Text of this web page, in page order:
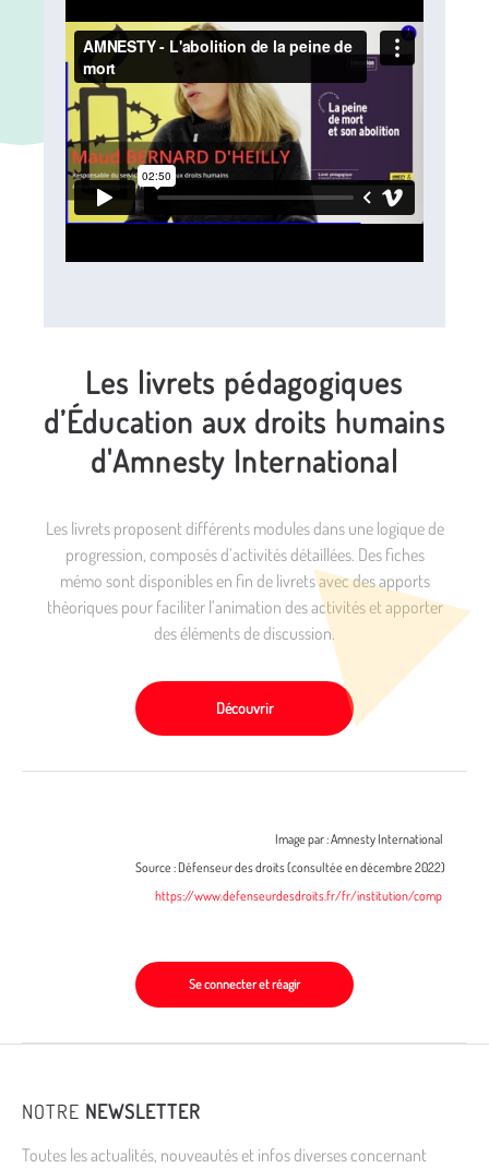
Les livrets pédagogiques
d’Éducation aux droits humains
d'Amnesty International
Les livrets proposent différents modules dans une logique de
progression, composés d’activités détaillées. Des fiches
mémo sont disponibles en fin de livrets avec des apports
théoriques pour faciliter l’animation des activités et apporter
des éléments de discussion.
Découvrir
Image par : Amnesty International
Source : Défenseur des droits (consultée en décembre 2022)
https://www.defenseurdesdroits.fr/fr/institution/comp
Se connecter et réagir
NOTRE NEWSLETTER
Toutes les actualités, nouveautés et infos diverses concernant